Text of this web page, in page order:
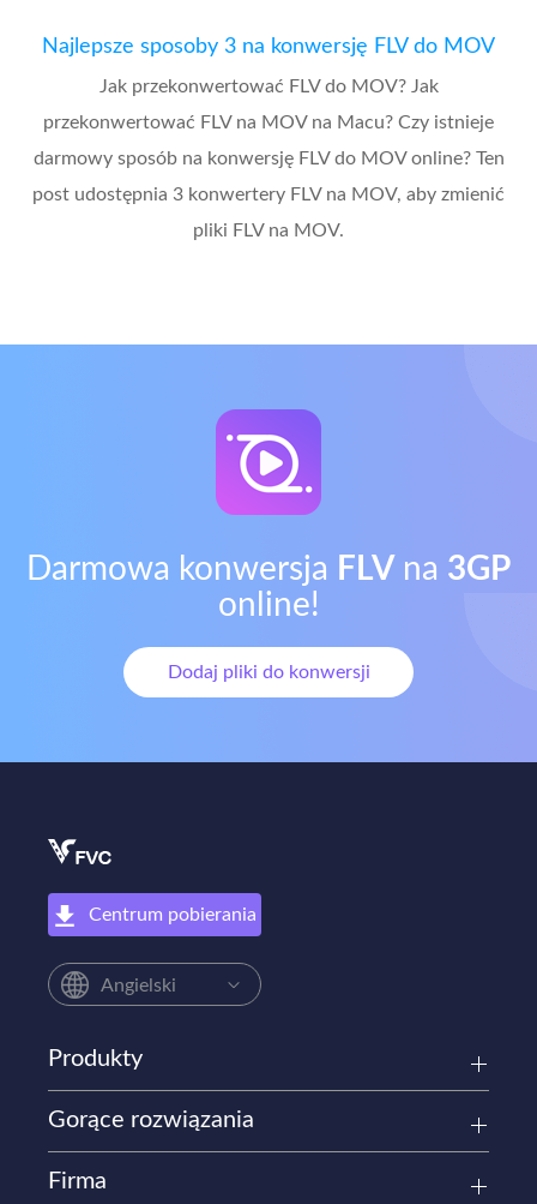
Najlepsze sposoby 3 na konwersję FLV do MOV
Jak przekonwertować FLV do MOV? Jak
przekonwertować FLV na MOV na Macu? Czy istnieje
darmowy sposób na konwersję FLV do MOV online? Ten
post udostępnia 3 konwertery FLV na MOV, aby zmienić
pliki FLV na MOV.
Darmowa konwersja FLV na 3GP
online!
Dodaj pliki do konwersji
Centrum pobierania
Angielski
Produkty
Gorące rozwiązania
Firma